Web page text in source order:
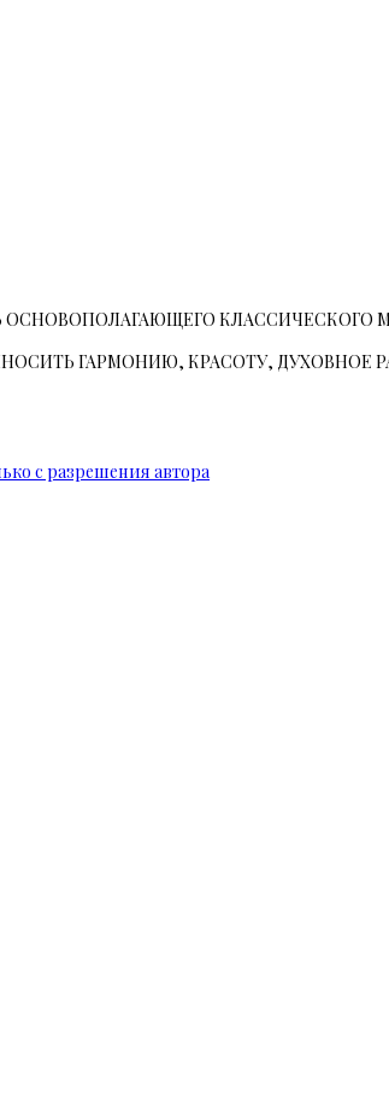
КЛАССИЧЕСКОГО
ГАРМОНИЮ, КРАСОТУ, ДУХОВНОЕ
с разрешения автора